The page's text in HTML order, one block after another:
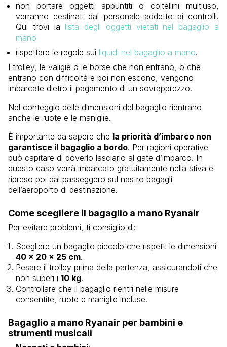
non portare oggetti appuntiti o coltellini multiuso,
verranno cestinati dal personale addetto ai controlli.
Qui trovi la lista degli oggetti vietati nel bagaglio a
mano
rispettare le regole sui liquidi nel bagaglio a mano.
I trolley, le valigie o le borse che non entrano, o che
entrano con difficoltà e poi non escono, vengono
imbarcate dietro il pagamento di un sovrapprezzo.
Nel conteggio delle dimensioni del bagaglio rientrano
anche le ruote e le maniglie.
È importante da sapere che la priorità d’imbarco non
garantisce il bagaglio a bordo. Per ragioni operative
può capitare di doverlo lasciarlo al gate d’imbarco. In
questo caso verrà imbarcato gratuitamente nella stiva e
ripreso poi dal passeggero sul nastro bagagli
dell’aeroporto di destinazione.
Come scegliere il bagaglio a mano Ryanair
Per evitare problemi, ti consiglio di:
Scegliere un bagaglio piccolo che rispetti le dimensioni
40 x 20 x 25 cm.
Pesare il trolley prima della partenza, assicurandoti che
non superi i 10 kg.
Controllare che il bagaglio rientri nelle misure
consentite, ruote e maniglie incluse.
Bagaglio a mano Ryanair per bambini e
strumenti musicali